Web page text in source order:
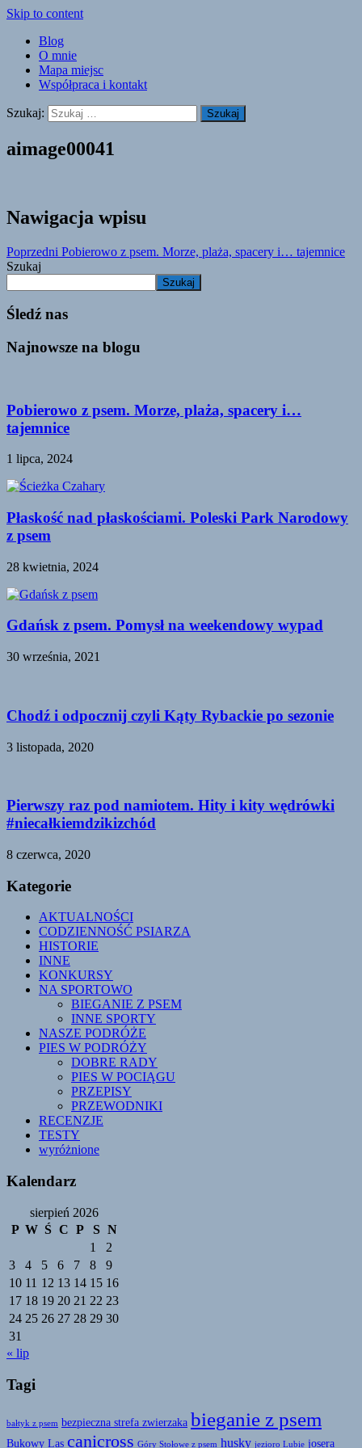
Skip to content
Blog
O mnie
Mapa miejsc
Współpraca i kontakt
Szukaj:
aimage00041
Nawigacja wpisu
Poprzedni Pobierowo z psem. Morze, plaża, spacery i… tajemnice
Szukaj
Szukaj
Śledź nas
Najnowsze na blogu
Pobierowo z psem. Morze, plaża, spacery i…
tajemnice
1 lipca, 2024
Płaskość nad płaskościami. Poleski Park Narodowy
z psem
28 kwietnia, 2024
Gdańsk z psem. Pomysł na weekendowy wypad
30 września, 2021
Chodź i odpocznij czyli Kąty Rybackie po sezonie
3 listopada, 2020
Pierwszy raz pod namiotem. Hity i kity wędrówki
#niecałkiemdzikizchód
8 czerwca, 2020
Kategorie
AKTUALNOŚCI
CODZIENNOŚĆ PSIARZA
HISTORIE
INNE
KONKURSY
NA SPORTOWO
BIEGANIE Z PSEM
INNE SPORTY
NASZE PODRÓŻE
PIES W PODRÓŻY
DOBRE RADY
PIES W POCIĄGU
PRZEPISY
PRZEWODNIKI
RECENZJE
TESTY
wyróżnione
Kalendarz
sierpień 2026
P W Ś C P S N
1
2
3
4 5 6 7 8
9
10 11 12 13 14 15 16
17 18 19 20 21 22 23
24 25 26 27 28 29 30
31
« lip
Tagi
bałtyk z psem bezpieczna strefa zwierzaka bieganie z psem
Bukowy Las canicross Góry Stołowe z psem husky jezioro Lubie josera